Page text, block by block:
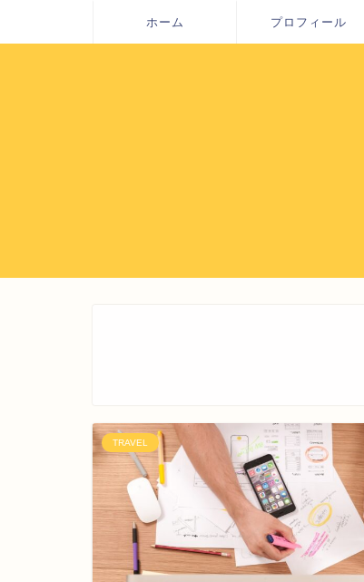
ホーム プロフィール
TRAVEL